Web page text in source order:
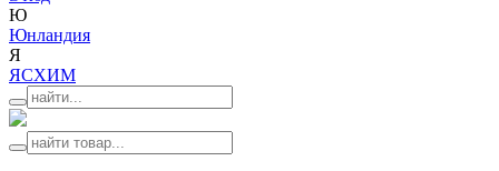
Ю
Юнландия
Я
ЯСХИМ